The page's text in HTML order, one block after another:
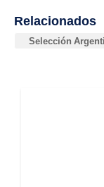
Relacionados
Selección